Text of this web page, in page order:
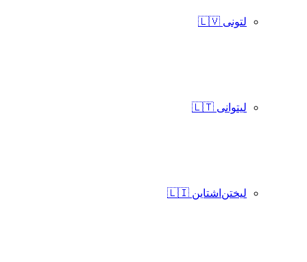
لتونی 🇱🇻
لیتوانی 🇱🇹
لیختن‌اشتاین 🇱🇮